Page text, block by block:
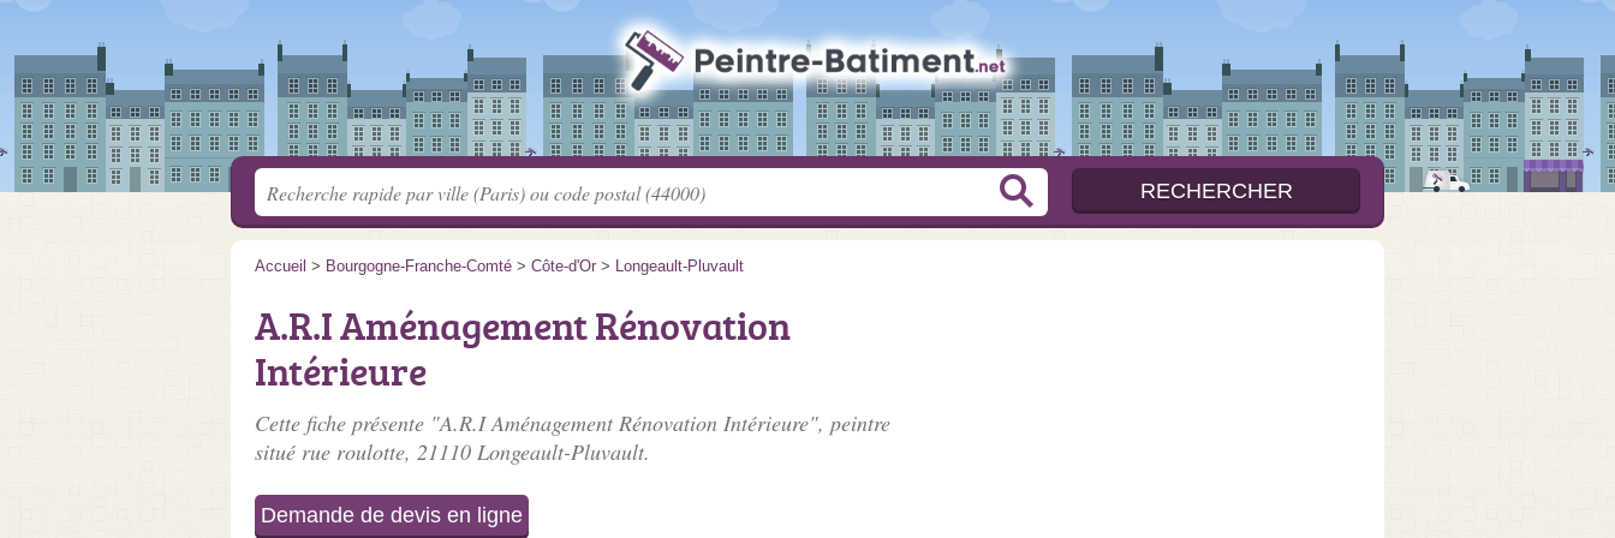
Accueil > Bourgogne-Franche-Comté > Côte-d'Or > Longeault-Pluvault
A.R.I Aménagement Rénovation
Intérieure
Cette fiche présente "A.R.I Aménagement Rénovation Intérieure", peintre
situé rue roulotte, 21110 Longeault-Pluvault.
Demande de devis en ligne